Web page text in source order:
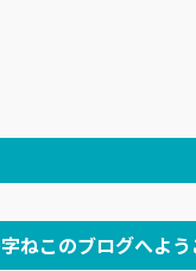
ねこのブログへよう